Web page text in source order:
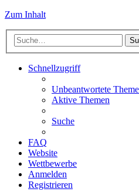
Zum Inhalt
Schnellzugriff
Unbeantwortete
Aktive Themen
Suche
FAQ
Website
Wettbewerbe
Anmelden
Registrieren